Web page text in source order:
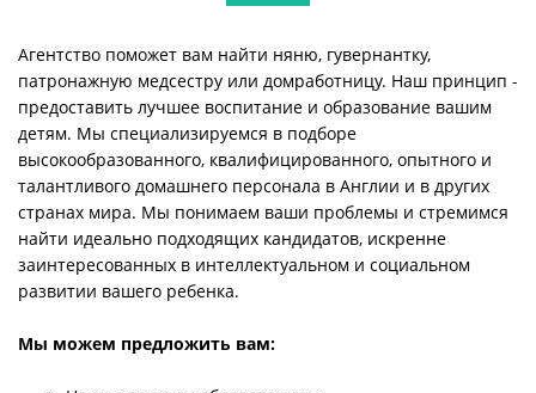
Агентство поможет вам найти няню, гувернантку,
патронажную медсестру или домработницу. Наш принцип -
предоставить лучшее воспитание и образование вашим
детям. Мы специализируемся в подборе
высокообразованного, квалифицированного, опытного и
талантливого домашнего персонала в Англии и в других
странах мира. Мы понимаем ваши проблемы и стремимся
найти идеально подходящих кандидатов, искренне
заинтересованных в интеллектуальном и социальном
развитии вашего ребенка.
Мы можем предложить вам: